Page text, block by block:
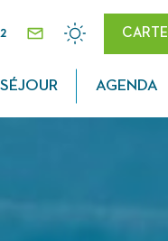
AGENDA
CONTACTMÉTÉO
CARTE